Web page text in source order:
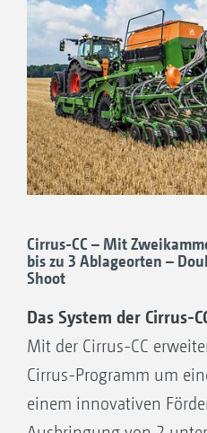
Ausbringgut – wie etwa
Shoot-Verfahren
in einer Reihe abgelegt.
Cirrus-C hat ein
im Verhältnis 40 : 60
Zweikammer-Druckbehälter
Cirrus-CC – Mit
bis zu 3 Ablageorten –
Shoot
Das System der Cirrus-
Mit der Cirrus-CC
Cirrus-Programm um
einem innovativen